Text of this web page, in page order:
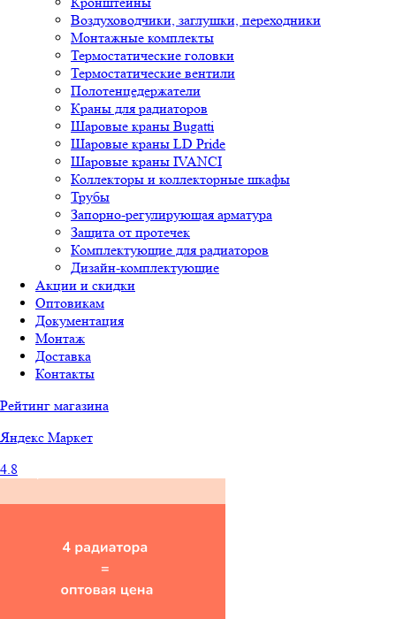
Воздуховодчики, заглушки, переходники
Монтажные комплекты
Термостатические головки
Термостатические вентили
Полотенцедержатели
Краны для радиаторов
Шаровые краны Bugatti
Шаровые краны LD Pride
Шаровые краны IVANCI
Коллекторы и коллекторные шкафы
Трубы
Запорно-регулирующая арматура
Защита от протечек
Комплектующие для радиаторов
Дизайн-комплектующие
Акции и скидки
Оптовикам
Документация
Монтаж
Доставка
Контакты
Рейтинг магазина
Яндекс Маркет
4.8